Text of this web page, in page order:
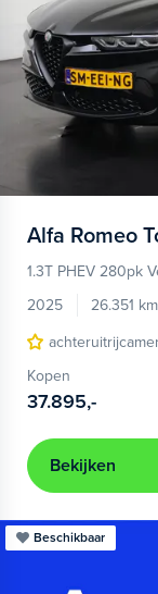
Alfa Romeo
1.3T PHEV 280pk
2025
26.351 km
Kopen
37.895,-
Bekijken
Beschikbaar